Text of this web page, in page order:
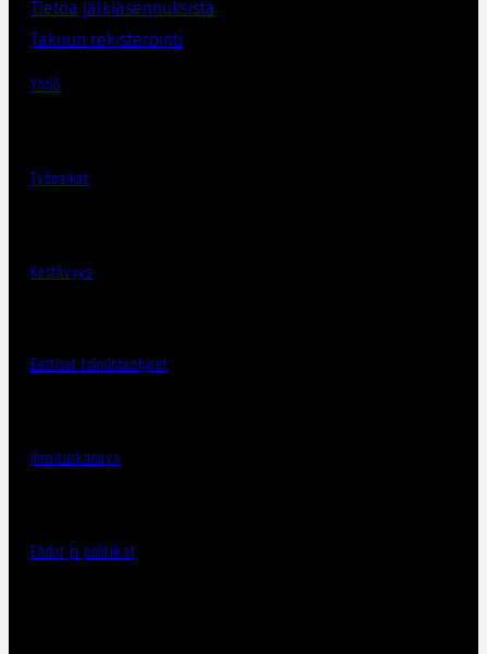
Tietoa jälkiasennuksista
Takuun rekisteröinti
Yhtiö
Työpaikat
Kestävyys
Eettiset toimintaohjeet
Ilmoituskanava
Ehdot ja politiikat